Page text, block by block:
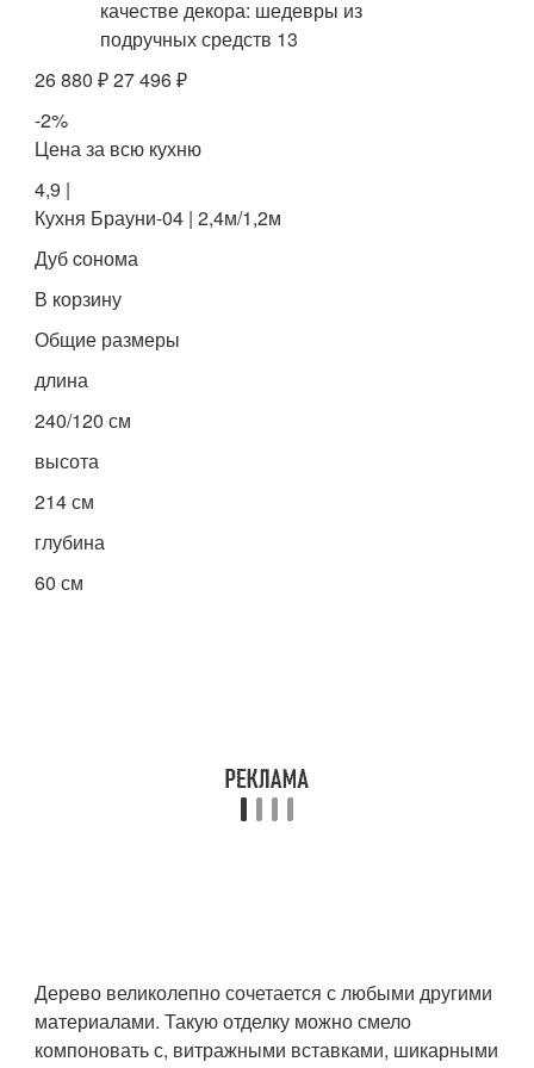
26 880 ₽ 27 496 ₽
-2%
Цена за всю кухню
4,9 |
Кухня Брауни-04 | 2,4м/1,2м
Дуб cонома
В корзину
Общие размеры
длина
240/120 см
высота
214 см
глубина
60 см
Дерево великолепно сочетается с любыми другими
материалами. Такую отделку можно смело
компоновать с, витражными вставками, шикарными